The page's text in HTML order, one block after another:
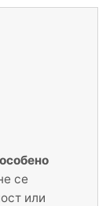
се
или